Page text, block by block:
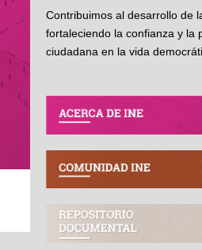
Contribuimos al desarrollo de
fortaleciendo la confianza y la
ciudadana en la vida